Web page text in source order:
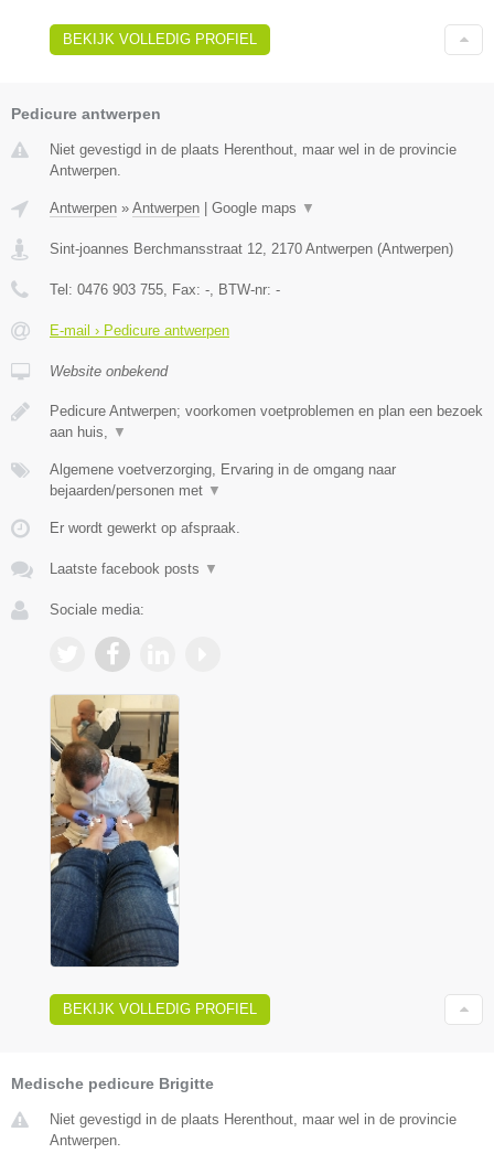
BEKIJK VOLLEDIG PROFIEL
Pedicure antwerpen
Niet gevestigd in de plaats Herenthout, maar wel in de provincie
Antwerpen.
Antwerpen » Antwerpen Google maps ▼
Sint-joannes Berchmansstraat 12 2170 Antwerpen (Antwerpen)
Tel: 0476 903 755 , Fax: - , BTW-nr: -
E-mail › Pedicure antwerpen
Website onbekend
Pedicure Antwerpen; voorkomen voetproblemen en plan een bezoek
aan huis,
▼
Algemene voetverzorging, Ervaring in de omgang naar
bejaarden/personen met ▼
Er wordt gewerkt op afspraak.
Laatste facebook posts ▼
Sociale media:
BEKIJK VOLLEDIG PROFIEL
Medische pedicure Brigitte
Niet gevestigd in de plaats Herenthout, maar wel in de provincie
Antwerpen.